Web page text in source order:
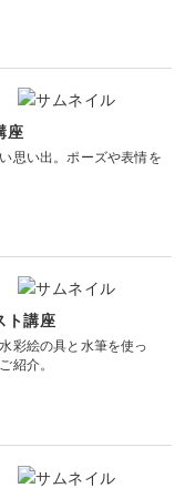
座
思い出。ポーズや表情を
ト講座
彩絵の具と水筆を使っ
紹介。